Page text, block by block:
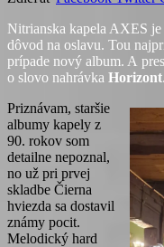
Nitrianska kapela AXES je
dôvod na oslavu. Tou
prípade nový album. A
o slovo nahrávka Horizont.
Priznávam, staršie
albumy kapely z
90. rokov som
detailne nepoznal,
no už pri prvej
skladbe Čierna
hviezda sa dostavil
známy pocit.
Melodický hard